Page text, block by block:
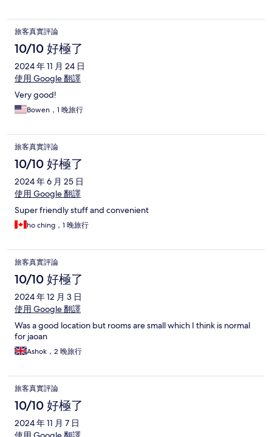
旅客真實評論
10/10 好極了
2024 年 11 月 24 日
使用 Google 翻譯
Very good!
Bowen，1 晚旅行
旅客真實評論
10/10 好極了
2024 年 6 月 25 日
使用 Google 翻譯
Super friendly stuff and convenient
ho ching，1 晚旅行
旅客真實評論
10/10 好極了
2024 年 12 月 3 日
使用 Google 翻譯
Was a good location but rooms are small which I think is normal
for jaoan
Ashok，2 晚旅行
旅客真實評論
10/10 好極了
2024 年 11 月 7 日